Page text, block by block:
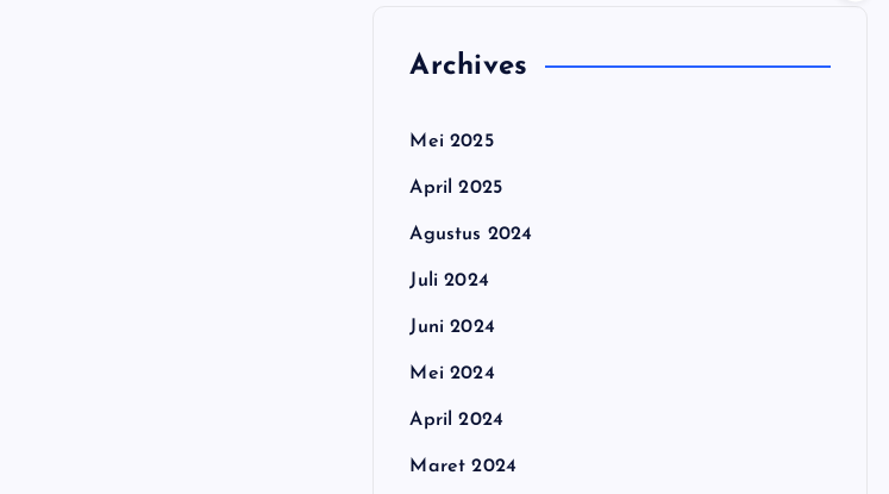
Archives
Mei 2025
April 2025
Agustus 2024
Juli 2024
Juni 2024
Mei 2024
April 2024
Maret 2024